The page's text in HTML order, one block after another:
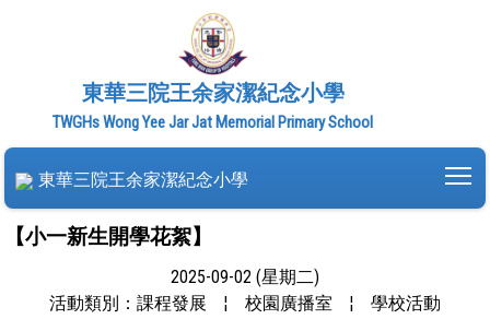
東華三院王余家潔紀念小學
TWGHs Wong Yee Jar Jat Memorial Primary School
東華三院王余家潔紀念小學
【小一新生開學花絮】
2025-09-02 (星期二)
活動類別：課程發展
¦ 校園廣播室 ¦
學校活動